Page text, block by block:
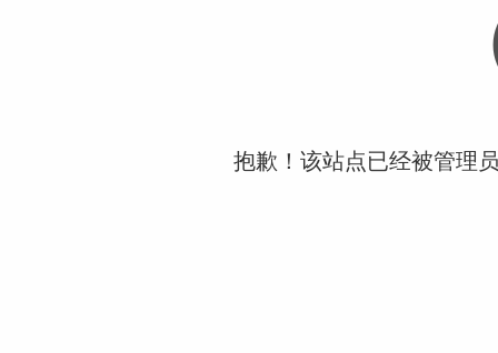
抱歉！该站点已经被管理